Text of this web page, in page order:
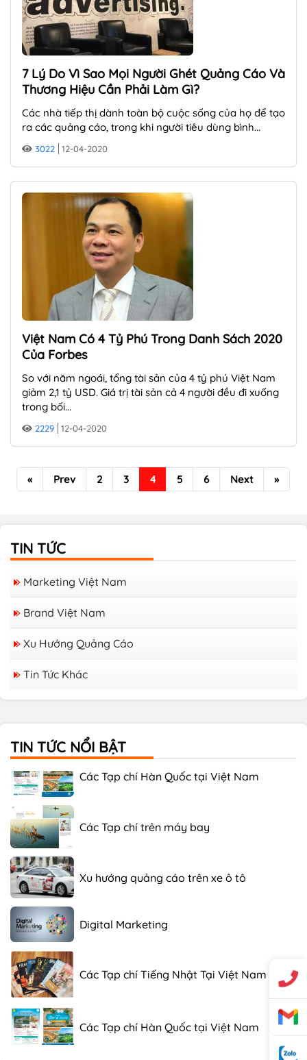
7 Lý Do Vì Sao Mọi Người Ghét Quảng Cáo Và
Thương Hiệu Cần Phải Làm Gì?
Các nhà tiếp thị dành toàn bộ cuộc sống của họ để tạo
ra các quảng cáo, trong khi người tiêu dùng bình...
3022 12-04-2020
Việt Nam Có 4 Tỷ Phú Trong Danh Sách 2020
Của Forbes
So với năm ngoái, tổng tài sản của 4 tỷ phú Việt Nam
giảm 2,1 tỷ USD. Giá trị tài sản cả 4 người đều đi xuống
trong bối...
2229 12-04-2020
« Prev 2 3 4 5 6 Next »
TIN TỨC
Marketing Việt Nam
Brand Việt Nam
Xu Hướng Quảng Cáo
Tin Tức Khác
TIN TỨC NỔI BẬT
Các Tạp chí Hàn Quốc tại Việt Nam
Digital Marketing
Các Tạp chí Tiếng Nhật Tại Việt Nam
Các Tạp chí Hàn Quốc tại Việt Nam